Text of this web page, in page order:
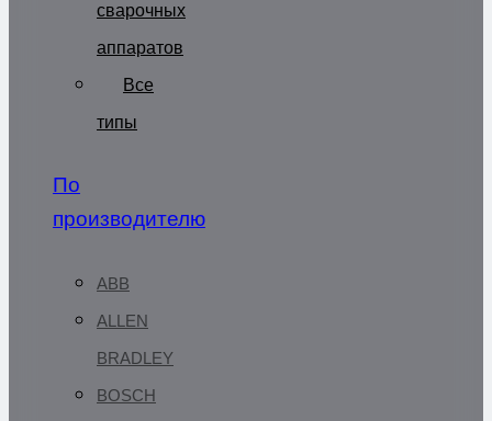
сварочных
аппаратов
Все
типы
По
производителю
ABB
ALLEN
BRADLEY
BOSCH